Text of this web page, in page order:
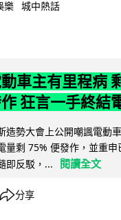
樂 城中熱話
車主有里程病
狂言一手終結
造勢大會上公開嘲諷電動
量剩 75% 便發作，並重申
即反駁，...
閱讀全文
分享